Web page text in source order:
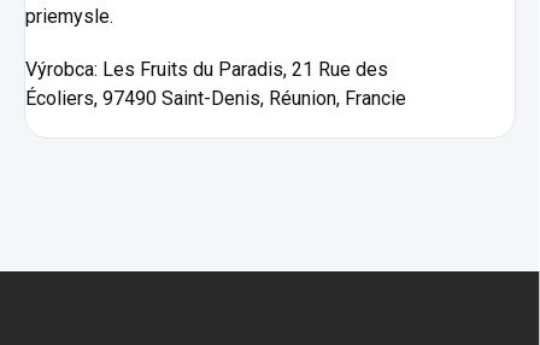
priemysle.
Výrobca: Les Fruits du Paradis, 21 Rue des
Écoliers, 97490 Saint-Denis, Réunion, Francie